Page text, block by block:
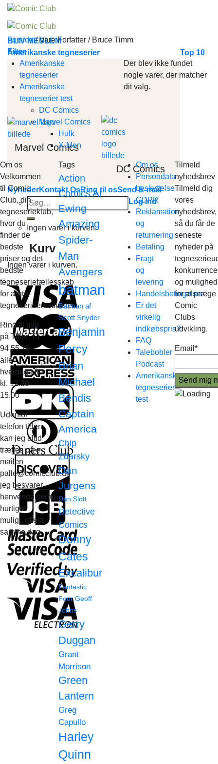
Skip
content
BLIV MEDLEM
Amerikanske tegneserier
Marvel Comics
DC Comics
Top 10
NyhederKontakt OsRing til osSend E-mail
Søg
efter:
Log ind
Ingen varer i kurven.
Kurv
Ingen varer i kurven.
Forside /Vare Forfatter /Bruce Timm
Filter
Amerikanske
tegneserier
Amerikanske
tegneserier test
DC Comics
Marvel Comics
Hulk
X-Men
Der blev ikke fundet
nogle varer, der matcher
dit valg.
Om os
Velkommen
til Comic
Club, din
tegneserieklub,
hvor du
finder de
bedste
priser og det
bedste
tegneseriefællesskab
for ægte
tegneserieentusiaster.
Ring til mig
på Tlf.nr. 71
94 55 70
alle
hverdage fra
kl. 12.30-
15.00
Udenfor
telefon tiden
kan jeg altid
træffes på e-
mailen
palle@comicclub.dk
jeg besvarer
henvendelserne
hurtigst
muligt, oftest
samme dag.
Tags
Action
ComicsAl
Ewing
Amazing
Spider-
Man
Avengers
batman
Batman af
Scott Snyder
Benjamin
Percy
Brian
Michael
Bendis
Captain
America
Chip
Zdarsky
Dan
Jurgens
Dan Slott
Detective
Comics
Donny
Cates
Excalibur
Fantastic
Four Geoff
Johns
Gerry
Duggan
Grant
Morrison
Green
Lantern
Greg
Capullo
Harley
Quinn
Om os
Persondata
beskyttelse
GDPR
Reklamation
og
returnering
Betaling
Fragt
og
levering
Handelsbetingelser
Er det
virkelig
indkøbspris?
FAQ
Talebobler
Podcast
Amerikanske
tegneserier
test
Tilmeld
nyhedsbrev
Tilmeld dig
vores
nyhedsbrev,
så du får de
seneste
nyheder på
og mulighed
for at præge
Comic
Clubs
udvikling.
Email*